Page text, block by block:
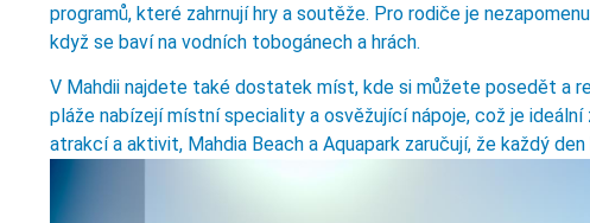
programů, které zahrnují hry a soutěže. Pro rodiče je
když se baví na vodních tobogánech a hrách.
V Mahdii najdete také dostatek míst, kde si můžete posedět a
pláže nabízejí místní speciality a osvěžující nápoje, což je
atrakcí a aktivit, Mahdia Beach a Aquapark zaručují, že každý